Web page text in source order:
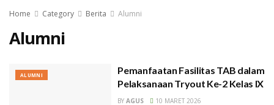
Home Category Berita Alumni
Alumni
ALUMNI
Pemanfaatan Fasilitas TAB dalam
Pelaksanaan Tryout Ke-2 Kelas IX
BY AGUS 10 MARET 2026